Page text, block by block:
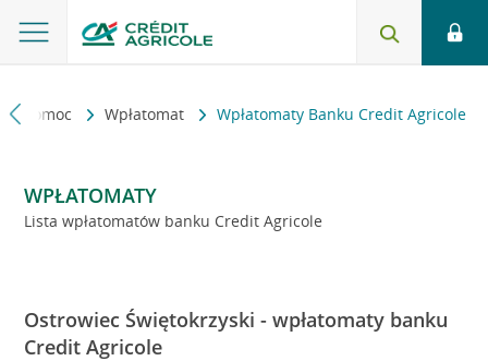
i pomoc Wpłatomat Wpłatomaty Banku Credit Agricole
WPŁATOMATY
Lista wpłatomatów banku Credit Agricole
Ostrowiec Świętokrzyski - wpłatomaty banku
Credit Agricole